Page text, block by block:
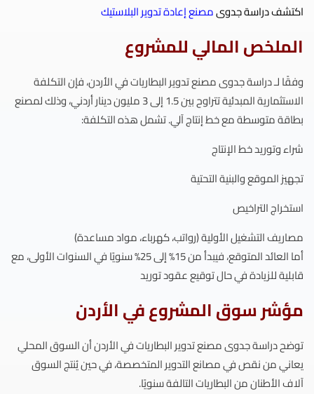
اكتشف دراسة جدوىمصنع إعادة تدوير البلاستيك
الملخص المالي للمشروع
وفقًا لـ دراسة جدوى مصنع تدوير البطاريات في الأردن، فإن التكلفة
الاستثمارية المبدئية تتراوح بين 1.5 إلى 3 مليون دينار أردني، وذلك لمصنع
بطاقة متوسطة مع خط إنتاج آلي. تشمل هذه التكلفة:
شراء وتوريد خط الإنتاج
تجهيز الموقع والبنية التحتية
استخراج التراخيص
مصاريف التشغيل الأولية (رواتب، كهرباء، مواد مساعدة)
أما العائد المتوقع، فيبدأ من 15% إلى 25% سنويًا في السنوات الأولى، مع
قابلية للزيادة في حال توقيع عقود توريد
مؤشر سوق المشروع في الأردن
توضح دراسة جدوى مصنع تدوير البطاريات في الأردن أن السوق المحلي
يعاني من نقص في مصانع التدوير المتخصصة، في حين يُنتج السوق
آلاف الأطنان من البطاريات التالفة سنويًا.